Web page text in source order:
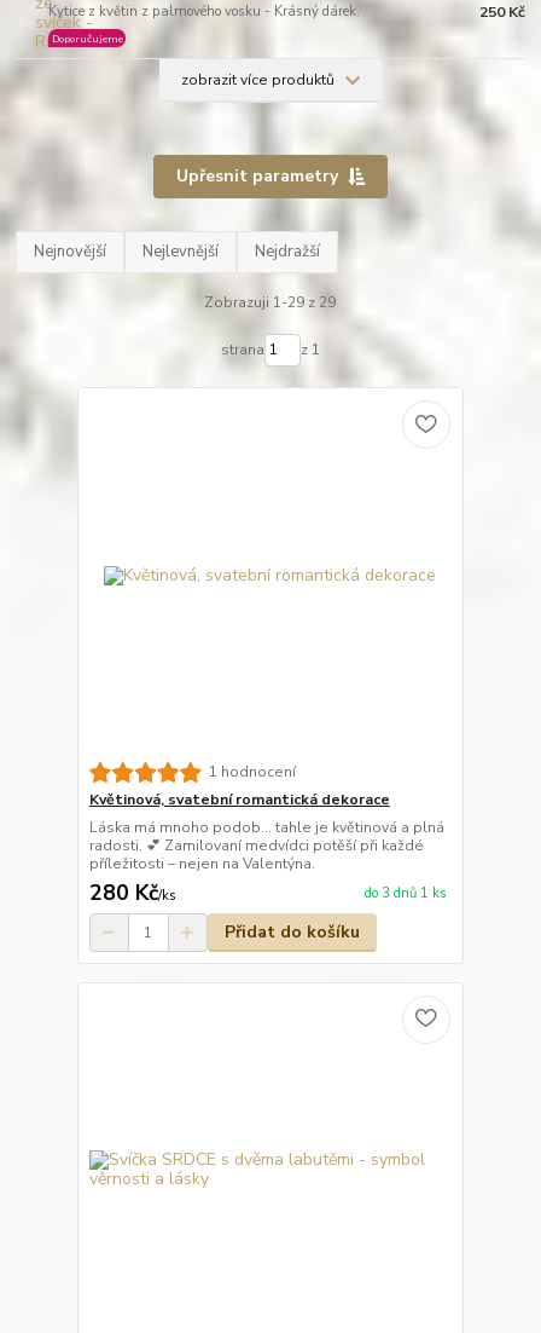
Kytice z květin z palmového vosku - Krásný dárek.
Doporučujeme
250 Kč
zobrazit více produktů
Upřesnit parametry
Nejnovější Nejlevnější Nejdražší
Zobrazuji 1-29 z 29
strana z 1
1 hodnocení
Květinová, svatební romantická dekorace
Láska má mnoho podob… tahle je květinová a plná
radosti. 💕 Zamilovaní medvídci potěší při každé
příležitosti – nejen na Valentýna.
280 Kč/ks do 3 dnů 1 ks
Přidat do košíku